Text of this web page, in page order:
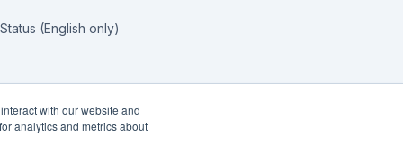
with our website and
analytics and metrics about
Status (English only)